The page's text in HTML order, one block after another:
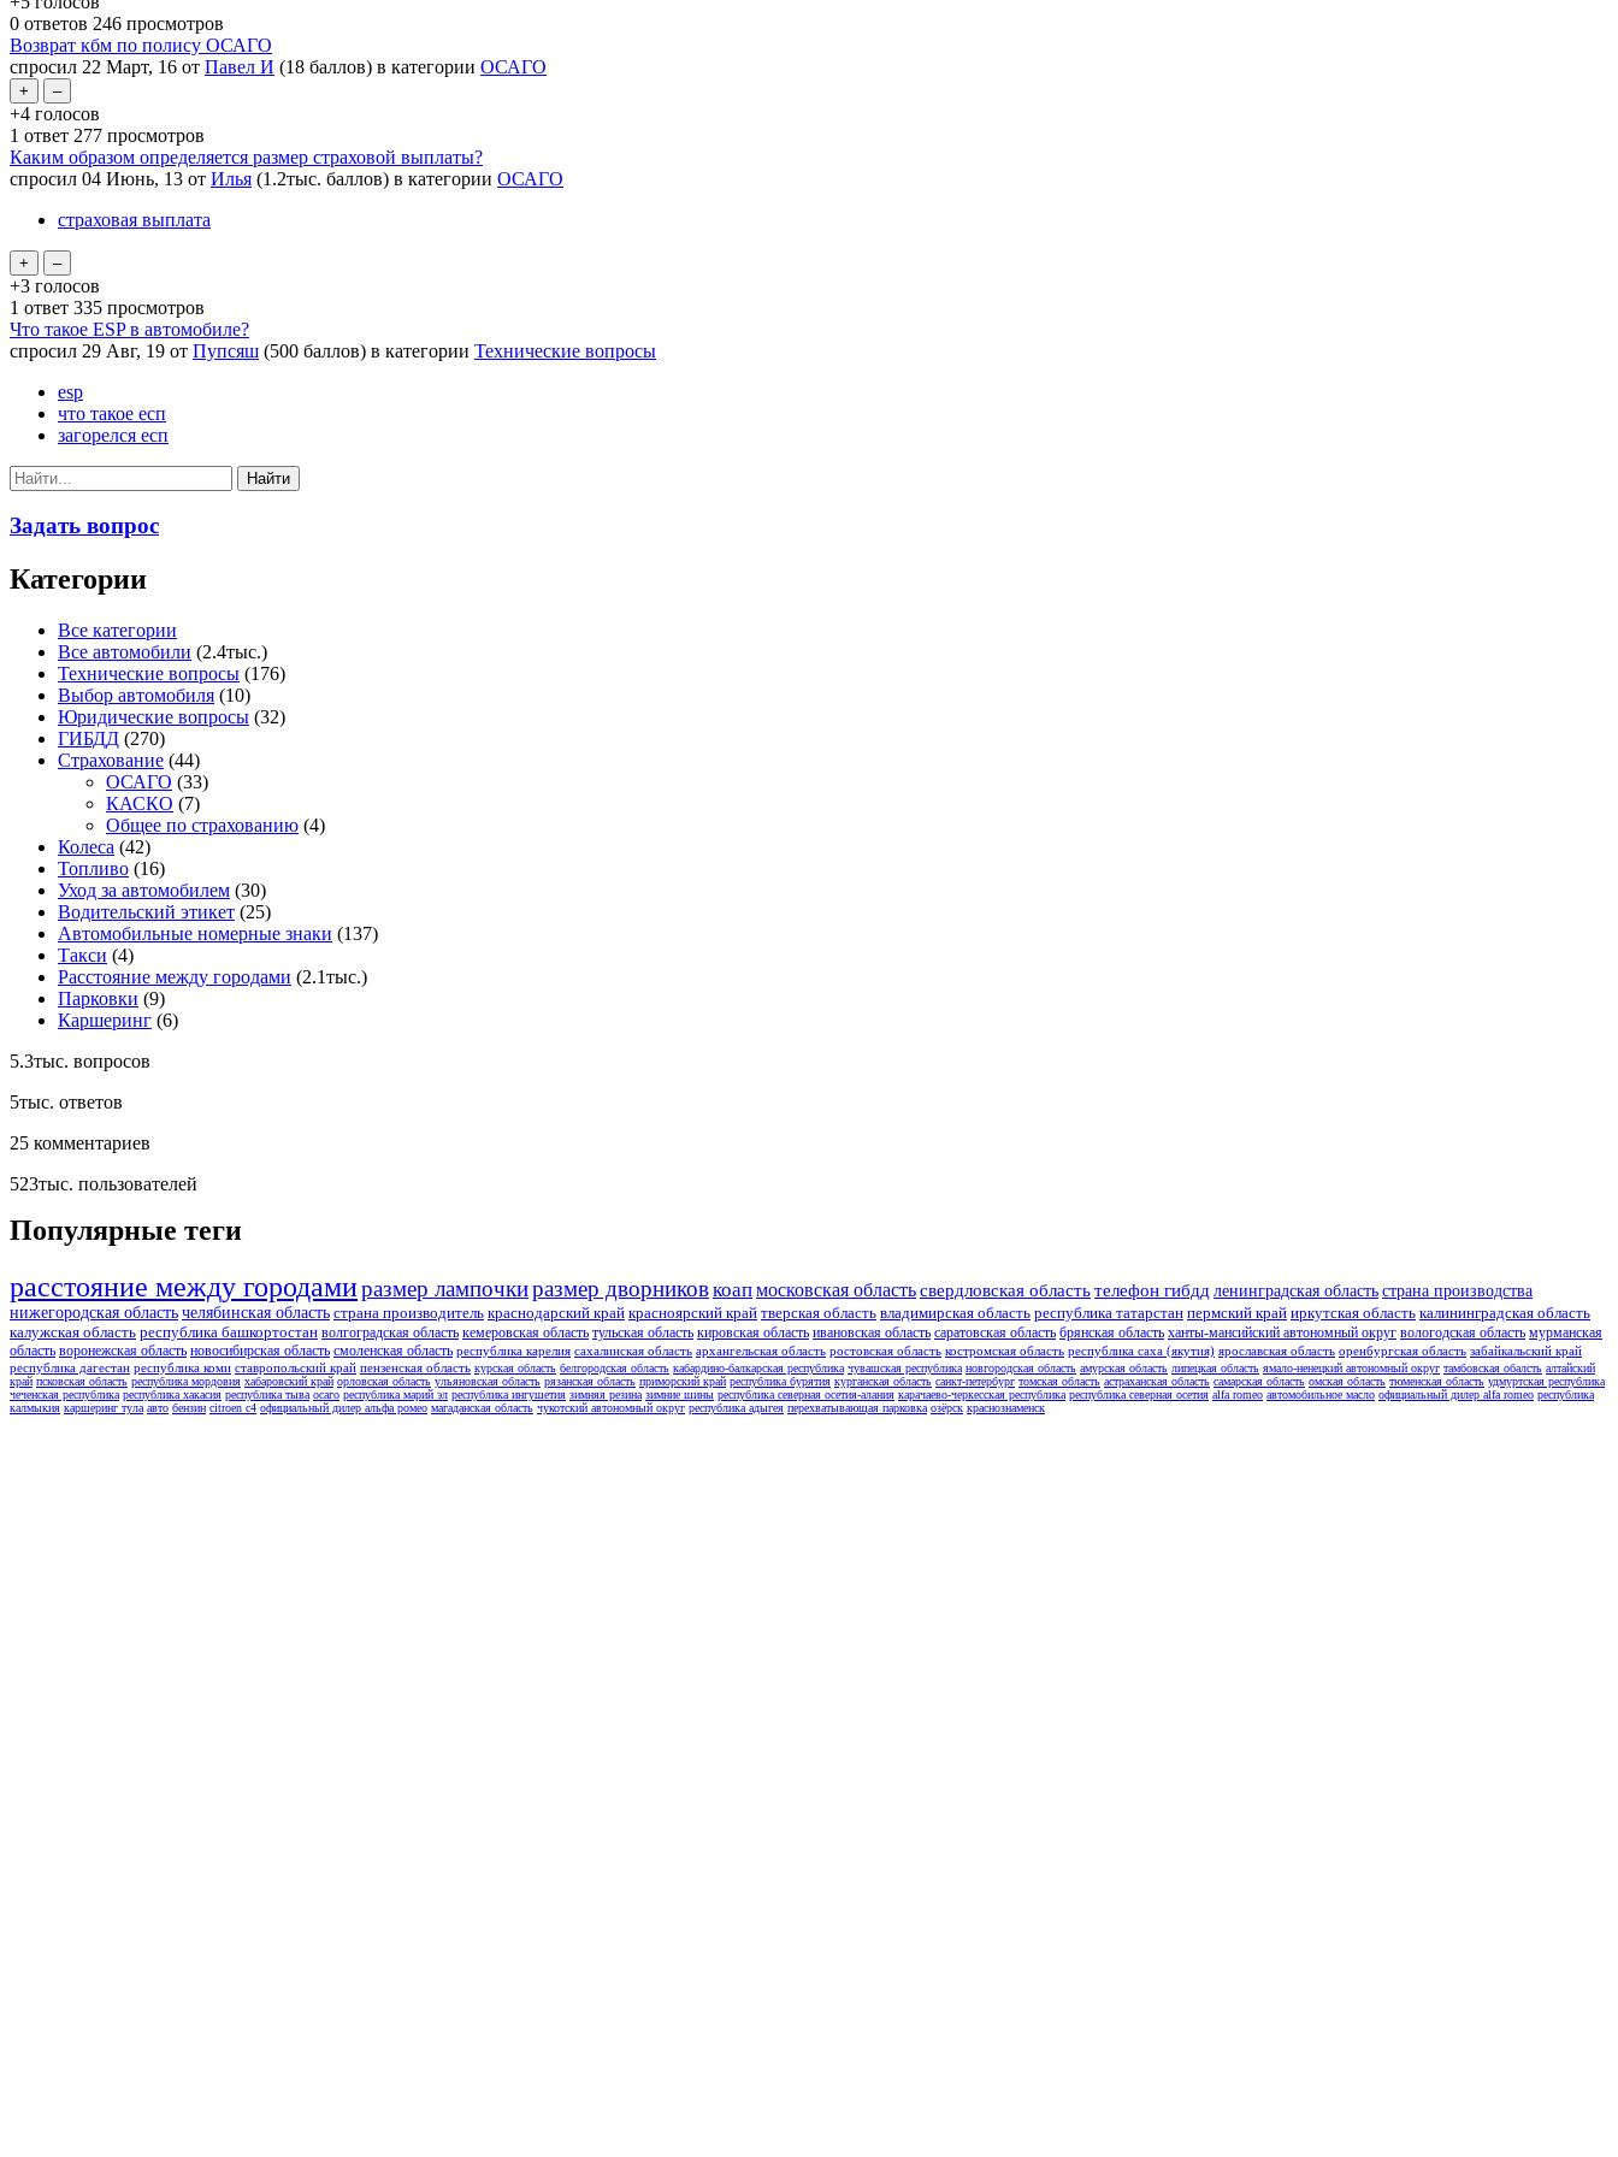
0 ответов 246 просмотров
Возврат кбм по полису ОСАГО
спросил 22 Март, 16 от Павел И (18 баллов) в категории ОСАГО
+4 голосов
1 ответ 277 просмотров
Каким образом определяется размер страховой выплаты?
спросил 04 Июнь, 13 от Илья (1.2тыс. баллов) в категории ОСАГО
страховая выплата
+3 голосов
1 ответ 335 просмотров
Что такое ESP в автомобиле?
спросил 29 Авг, 19 от Пупсяш (500 баллов) в категории Технические вопросы
esp
что такое есп
загорелся есп
Задать вопрос
Категории
Все категории
Все автомобили (2.4тыс.)
Технические вопросы (176)
Выбор автомобиля (10)
Юридические вопросы (32)
ГИБДД (270)
Страхование (44)
ОСАГО (33)
КАСКО (7)
Общее по страхованию (4)
Колеса (42)
Топливо (16)
Уход за автомобилем (30)
Водительский этикет (25)
Автомобильные номерные знаки (137)
Такси (4)
Расстояние между городами (2.1тыс.)
Парковки (9)
Каршеринг (6)
5.3тыс. вопросов
5тыс. ответов
25 комментариев
523тыс. пользователей
Популярные теги
расстояние между городамиразмер лампочкиразмер дворниковкоапмосковская областьсвердловская областьтелефон гибдд ленинградская область страна производства
нижегородская область челябинская область страна производитель краснодарский край красноярский край тверская область владимирская область республика татарстан пермский край иркутская область калининградская область
калужская область республика башкортостан волгоградская область кемеровская область тульская область кировская область ивановская область саратовская область брянская область ханты-мансийский автономный округ вологодская область мурманская
область воронежская область новосибирская область смоленская область республика карелия сахалинская область архангельская область ростовская область костромская область республика саха (якутия) ярославская область оренбургская область забайкальский край
республика дагестан республика коми ставропольский край пензенская область курская область белгородская область кабардино-балкарская республика чувашская республика новгородская область амурская область липецкая область ямало-ненецкий автономный округ тамбовская обалсть алтайский
край псковская область республика мордовия хабаровский край орловская область ульяновская область рязанская область приморский край республика бурятия курганская область санкт-петербург томская область астраханская область самарская область омская область тюменская область удмуртская республика
чеченская республика республика хакасия республика тыва осаго республика марий эл республика ингушетия зимняя резина зимние шины республика северная осетия-алания карачаево-черкесская республика республика северная осетия alfa romeo автомобильное масло официальный дилер alfa romeo республика
калмыкия каршеринг тула авто бензин citroen c4 официальный дилер альфа ромео магаданская область чукотский автономный округ республика адыгея перехватывающая парковка озёрск краснознаменск